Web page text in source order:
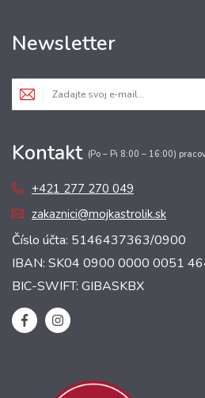
Newsletter
Kontakt (Po – Pi 8:00 – 16:00)
+421 277 270 049
zakaznici@mojkastrolik.sk
Číslo účta: 5146437363/0900
IBAN: SK04 0900 0000 0051
BIC-SWIFT: GIBASKBX